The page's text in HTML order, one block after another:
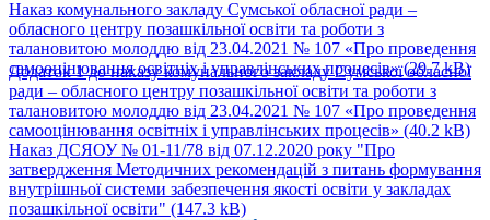
Наказ комунального закладу Сумської обласної ради –
обласного центру позашкільної освіти та роботи з
талановитою молоддю від 23.04.2021 № 107 «Про проведення
самооцінювання освітніх і управлінських процесів»(29.7 kB)
Додаток 1 до наказу комунального закладу Сумської обласної
ради – обласного центру позашкільної освіти та роботи з
талановитою молоддю від 23.04.2021 № 107 «Про проведення
самооцінювання освітніх і управлінських процесів» (40.2 kB)
Наказ ДСЯОУ № 01-11/78 від 07.12.2020 року "Про
затвердження Методичних рекомендацій з питань формування
внутрішньої системи забезпечення якості освіти у закладах
позашкільної освіти" (147.3 kB)